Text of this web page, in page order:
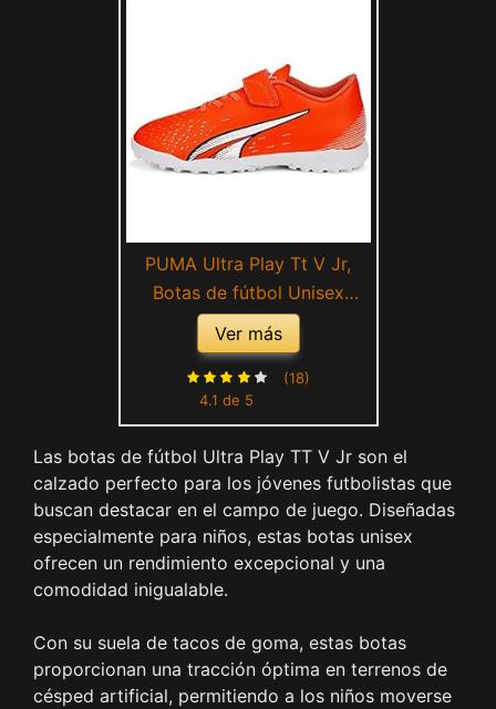
PUMA Ultra Play Tt V Jr,
Botas de fútbol Unisex
niños, Naranja, 37.5 EU
Ver más
4.1 de 5
(18)
Las botas de fútbol Ultra Play TT V Jr son el
calzado perfecto para los jóvenes futbolistas que
buscan destacar en el campo de juego. Diseñadas
especialmente para niños, estas botas unisex
ofrecen un rendimiento excepcional y una
comodidad inigualable.
Con su suela de tacos de goma, estas botas
proporcionan una tracción óptima en terrenos de
césped artificial, permitiendo a los niños moverse